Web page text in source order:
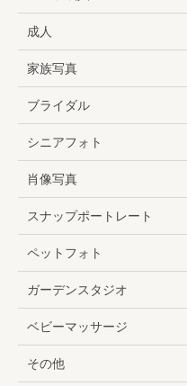
成人
家族写真
ブライダル
シニアフォト
肖像写真
スナップポートレート
ペットフォト
ガーデンスタジオ
ベビーマッサージ
その他